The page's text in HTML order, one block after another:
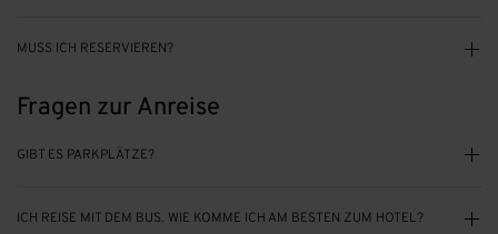
MUSS ICH RESERVIEREN?
Fragen zur Anreise
GIBT ES PARKPLÄTZE?
ICH REISE MIT DEM BUS. WIE KOMME ICH AM BESTEN ZUM HOTEL?